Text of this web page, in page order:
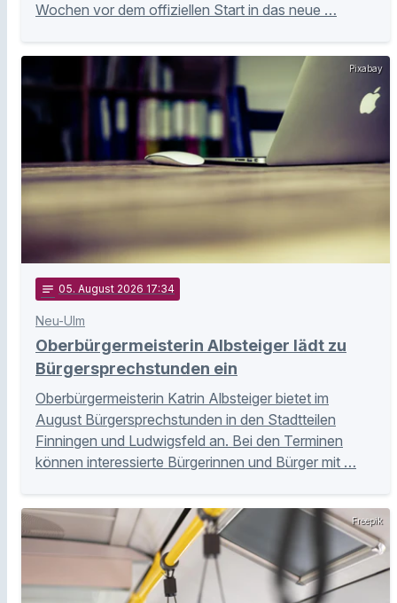
Wochen vor dem offiziellen Start in das neue …
Pixabay
notes 05. August 2026 17:34
Neu-Ulm
Oberbürgermeisterin Albsteiger lädt zu
Bürgersprechstunden ein
Oberbürgermeisterin Katrin Albsteiger bietet im
August Bürgersprechstunden in den Stadtteilen
Finningen und Ludwigsfeld an. Bei den Terminen
können interessierte Bürgerinnen und Bürger mit …
Freepik